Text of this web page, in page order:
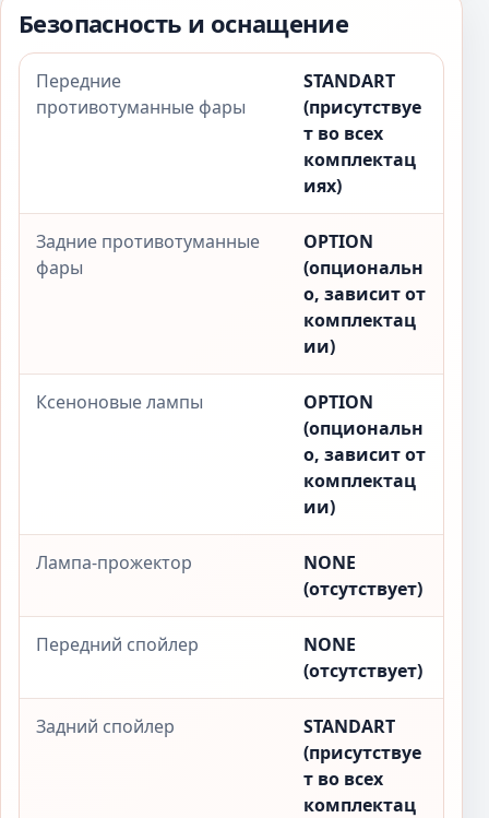
Безопасность и оснащение
Передние
противотуманные фары
STANDART
(присутствуе
т во всех
комплектац
иях)
Задние противотуманные
фары
OPTION
(опциональн
о, зависит от
комплектац
ии)
Ксеноновые лампы
OPTION
(опциональн
о, зависит от
комплектац
ии)
Лампа-прожектор
NONE
(отсутствует)
Передний спойлер
NONE
(отсутствует)
Задний спойлер
STANDART
(присутствуе
т во всех
комплектац